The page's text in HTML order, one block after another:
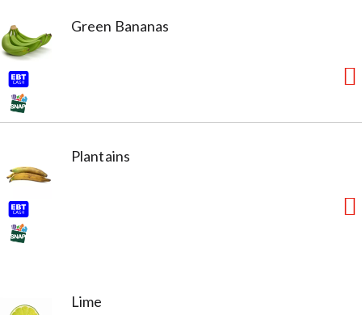
Green Bananas
Plantains
Lime